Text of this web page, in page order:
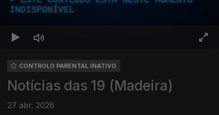
INDISPONÍVEL
CONTROLO PARENTAL INATIVO
Notícias das 19 (Madeira)
27 abr. 2026